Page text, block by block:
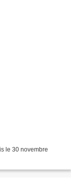
le 30 novembre